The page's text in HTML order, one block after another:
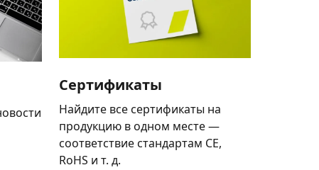
Сертификаты
Найдите все сертификаты на
продукцию в одном месте —
соответствие стандартам CE,
RoHS и т. д.